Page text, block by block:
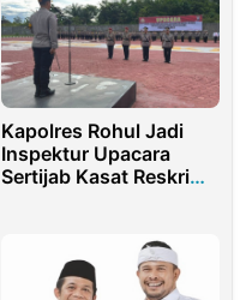
Kapolres Rohul Jadi
Inspektur Upacara
Sertijab Kasat Reskrim,